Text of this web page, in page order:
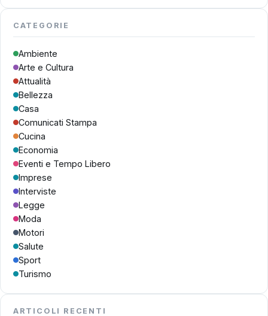
CATEGORIE
Ambiente
Arte e Cultura
Attualità
Bellezza
Casa
Comunicati Stampa
Cucina
Economia
Eventi e Tempo Libero
Imprese
Interviste
Legge
Moda
Motori
Salute
Sport
Turismo
ARTICOLI RECENTI